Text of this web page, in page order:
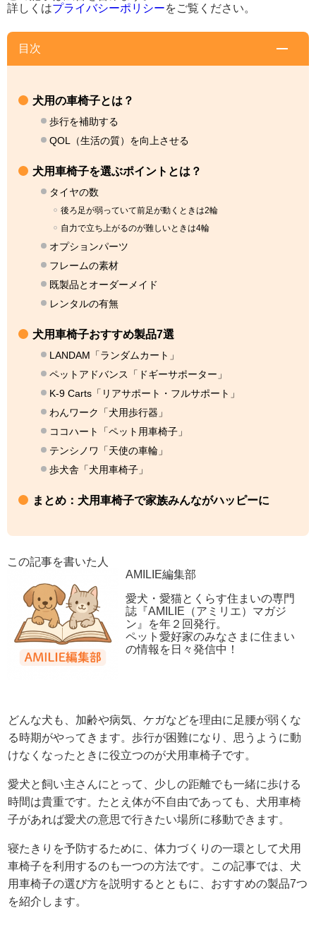
詳しくはプライバシーポリシーをご覧ください。
目次
犬用の車椅子とは？
歩行を補助する
QOL（生活の質）を向上させる
犬用車椅子を選ぶポイントとは？
タイヤの数
後ろ足が弱っていて前足が動くときは2輪
自力で立ち上がるのが難しいときは4輪
オプションパーツ
フレームの素材
既製品とオーダーメイド
レンタルの有無
犬用車椅子おすすめ製品7選
LANDAM「ランダムカート」
ペットアドバンス「ドギーサポーター」
K-9 Carts「リアサポート・フルサポート」
わんワーク「犬用歩行器」
ココハート「ペット用車椅子」
テンシノワ「天使の車輪」
歩犬舎「犬用車椅子」
まとめ：犬用車椅子で家族みんながハッピーに
この記事を書いた人
AMILIE編集部
愛犬・愛猫とくらす住まいの専門
誌『AMILIE（アミリエ）マガジ
ン』を年２回発行。
ペット愛好家のみなさまに住まい
の情報を日々発信中！
どんな犬も、加齢や病気、ケガなどを理由に足腰が弱くな
る時期がやってきます。歩行が困難になり、思うように動
けなくなったときに役立つのが犬用車椅子です。
愛犬と飼い主さんにとって、少しの距離でも一緒に歩ける
時間は貴重です。たとえ体が不自由であっても、犬用車椅
子があれば愛犬の意思で行きたい場所に移動できます。
寝たきりを予防するために、体力づくりの一環として犬用
車椅子を利用するのも一つの方法です。この記事では、犬
用車椅子の選び方を説明するとともに、おすすめの製品7つ
を紹介します。